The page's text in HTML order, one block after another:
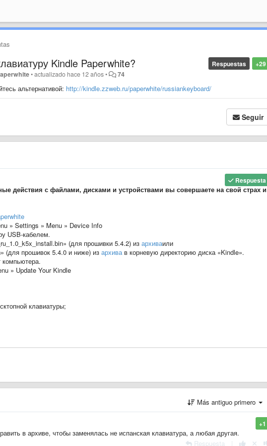
+29
Respuestas
Kindle Paperwhite?
•actualizado hace 12 años• 74
альтернативой: http://kindle.zzweb.ru/paperwhite/russiankeyboard/
Seguir
Respuesta
действия с файлами, дисками и устройствами вы совершаете на свой страх и
» Settings » Menu » Device Info
USB-кабелем.
(для прошивки 5.4.2) из архиваили
(для прошивок 5.4.0 и ниже) из архива в корневую директорию диска «Kindle».
компьютера.
» Update Your Kindle
клавиатуры;
Más antiguo primero
+1
в архиве, чтобы заменялась не испанская клавиатура, а любая другая.
Respuesta